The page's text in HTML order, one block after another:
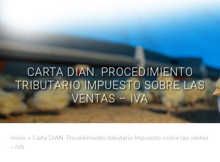
Transparencia
Contrataciones
Contáctenos
Regístrese – Solo
avicultores
Inicia Sesión
content
CARTA DIAN. PROCEDIMIENTO
TRIBUTARIO IMPUESTO SOBRE LAS
VENTAS – IVA
> Carta DIAN. Procedimiento tributario Impuesto sobre las ventas
– IVA